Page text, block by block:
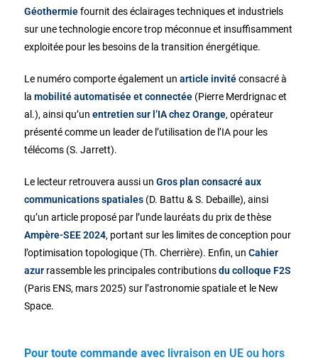
Géothermiefournit des éclairages techniques et industriels
sur une technologie encore trop méconnue et insuffisamment
exploitée pour les besoins de la transition énergétique.
Le numéro comporte également un article invitéconsacré à
la mobilité automatisée et connectée (Pierre Merdrignac et
al.), ainsi qu’un entretien sur l’IA chez Orange, opérateur
présenté comme un leader de l’utilisation de l’IA pour les
télécoms (S. Jarrett).
Le lecteur retrouvera aussi un Gros plan consacré aux
communications spatiales (D. Battu & S. Debaille), ainsi
qu’un article proposé par l’unde lauréats du prix de thèse
Ampère-SEE 2024, portant sur les limites de conception pour
l’optimisation topologique (Th. Cherrière). Enfin, un Cahier
azur rassemble les principales contributionsdu colloque F2S
(Paris ENS, mars 2025) sur l’astronomie spatiale et le New
Space.
Pour toute commande avec livraison en UE ou hors